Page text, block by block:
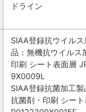
ドライン
SIAA登録抗ウイルス
品：無機抗ウイルス
印刷 シート表面層
9X0009L
SIAA登録抗菌加工
抗菌剤・印刷 シー